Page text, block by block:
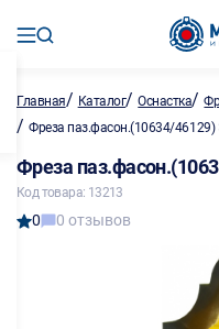
Главная/ Каталог/Оснастка/
/ Фреза паз.фасон.(10634/46129)
Фреза
Код товара: 13213
0 0 отзывов